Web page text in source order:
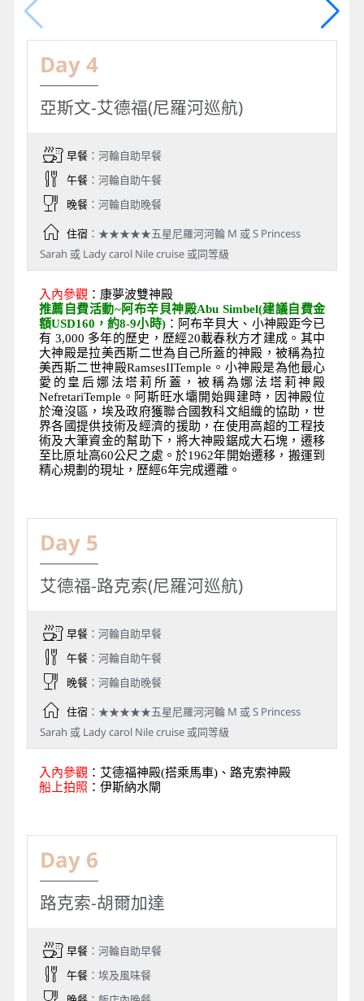
Day 4
亞斯文-艾德福(尼羅河巡航)
早餐：河輪自助早餐
午餐：河輪自助午餐
晚餐：河輪自助晚餐
住宿：★★★★★五星尼羅河河輪 M 或 S Princess
Sarah 或 Lady carol Nile cruise 或同等級
入內參觀 ：康夢波雙神殿
推薦自費活動~阿布辛貝神殿Abu Simbel(建議自費金
額USD160，約8-9小時)：阿布辛貝大、小神殿距今已
有 3,000 多年的歷史，歷經20載春秋方才建成。其中
大神殿是拉美西斯二世為自己所蓋的神殿，被稱為拉
美西斯二世神殿RamsesIITemple。小神殿是為他最心
愛的皇后娜法塔莉所蓋，被稱為娜法塔莉神殿
NefretariTemple。阿斯旺水壩開始興建時，因神殿位
於淹沒區，埃及政府獲聯合國教科文組織的協助，世
界各國提供技術及經濟的援助，在使用高超的工程技
術及大筆資金的幫助下，將大神殿鋸成大石塊，遷移
至比原址高60公尺之處。於1962年開始遷移，搬運到
精心規劃的現址，歷經6年完成遷離。
Day 5
艾德福-路克索(尼羅河巡航)
早餐：河輪自助早餐
午餐：河輪自助午餐
晚餐：河輪自助晚餐
住宿：★★★★★五星尼羅河河輪 M 或 S Princess
Sarah 或 Lady carol Nile cruise 或同等級
入內參觀 ：艾德福神殿(搭乘馬車)、路克索神殿
船上拍照 ：伊斯納水閘
Day 6
路克索-胡爾加達
早餐：河輪自助早餐
午餐：埃及風味餐